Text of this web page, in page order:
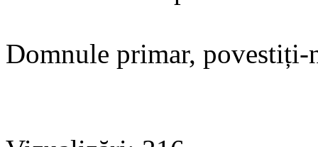
Domnule primar, povestiți-